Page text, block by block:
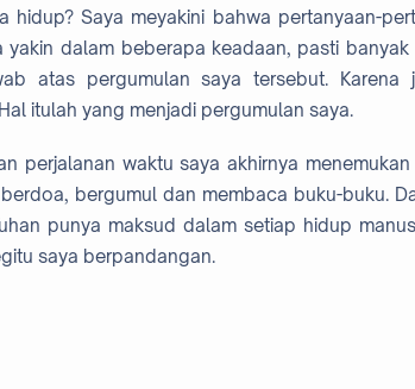
hidup? Saya meyakini bahwa pertanyaan-
dalam beberapa keadaan, pasti
atas pergumulan saya tersebut. Karena
itulah yang menjadi pergumulan saya.
perjalanan waktu saya akhirnya
bergumul dan membaca buku-buku.
punya maksud dalam setiap hidup
saya berpandangan.